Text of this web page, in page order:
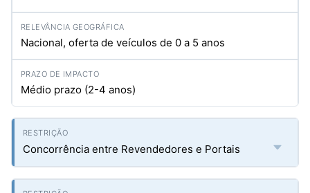
Nacional, oferta de veículos de 0 a 5 anos
Médio prazo (2-4 anos)
Concorrência entre Revendedores e Portais